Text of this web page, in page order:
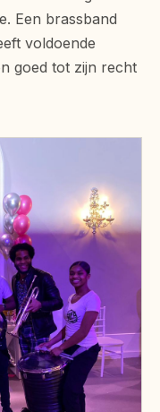
Een brassband
voldoende
goed tot zijn recht